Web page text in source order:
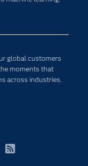
global customers
moments that
across industries.